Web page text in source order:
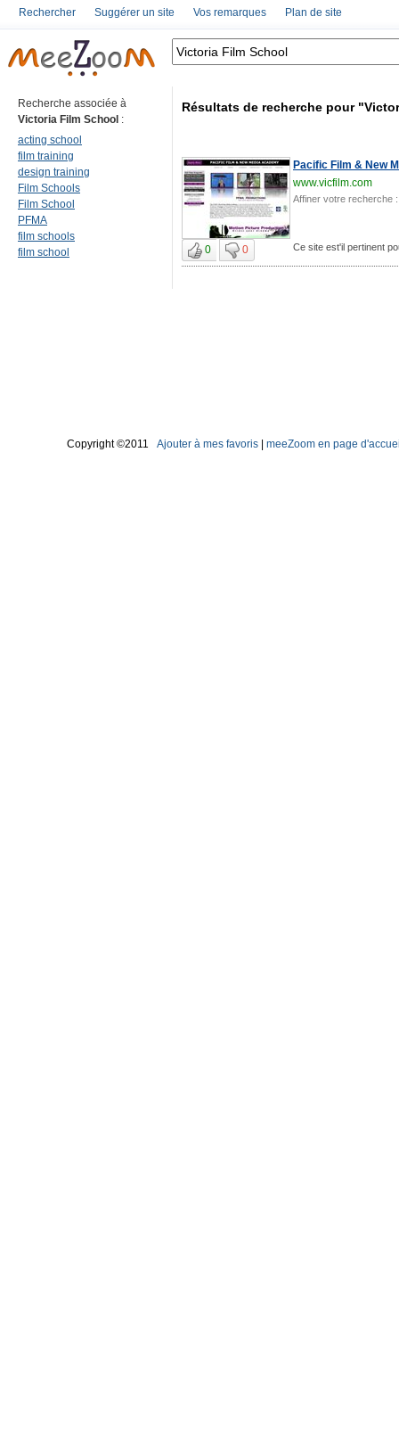
Rechercher Suggérer un site Vos remarques Plan de site
Recherche associée à
Victoria Film School :
acting school
film training
design training
Film Schools
Film School
PFMA
film schools
film school
Résultats de recherche pour
Pacific Film & New
www.vicfilm.com
Affiner votre recherche :
0 0 Ce site est'il pertinent
Copyright ©2011 Ajouter à mes favoris meeZoom en page